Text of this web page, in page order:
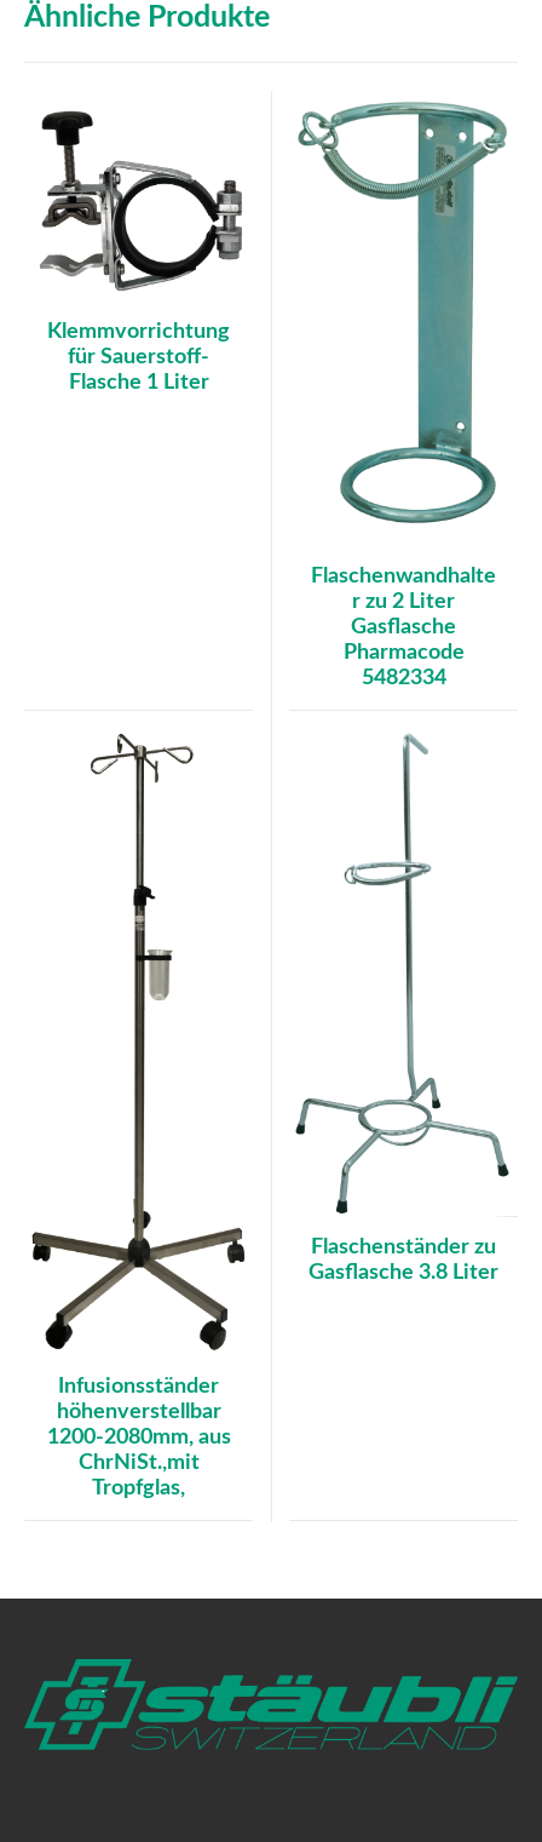
Ähnliche Produkte
Klemmvorrichtung
für Sauerstoff-
Flasche 1 Liter
Flaschenwandhalte
r zu 2 Liter
Gasflasche
Pharmacode
5482334
Infusionsständer
höhenverstellbar
1200-2080mm, aus
ChrNiSt.,mit
Tropfglas,
Flaschenständer zu
Gasflasche 3.8 Liter